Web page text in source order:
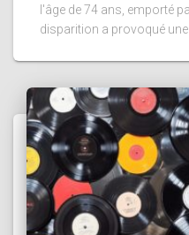
l'âge de 74 ans, emporté
disparition a provoqué